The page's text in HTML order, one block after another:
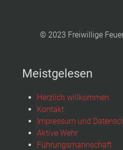
© 2023 Freiwillige
Meistgelesen
Herzlich willkommen
Kontakt
Impressum und
Aktive Wehr
Führungsmannschaft